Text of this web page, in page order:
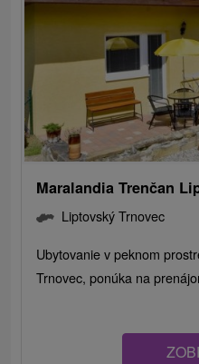
Maralandia Trenčan
Liptovský Trnovec
Ubytovanie v peknom
Trnovec, ponúka na